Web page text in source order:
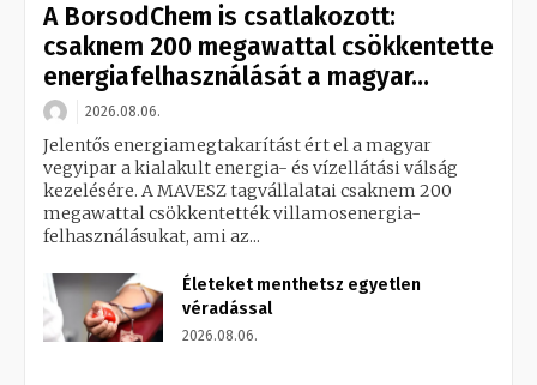
A BorsodChem is csatlakozott:
csaknem 200 megawattal csökkentette
energiafelhasználását a magyar...
2026.08.06.
Jelentős energiamegtakarítást ért el a magyar
vegyipar a kialakult energia- és vízellátási válság
kezelésére. A MAVESZ tagvállalatai csaknem 200
megawattal csökkentették villamosenergia-
felhasználásukat, ami az...
Életeket menthetsz egyetlen
véradással
2026.08.06.